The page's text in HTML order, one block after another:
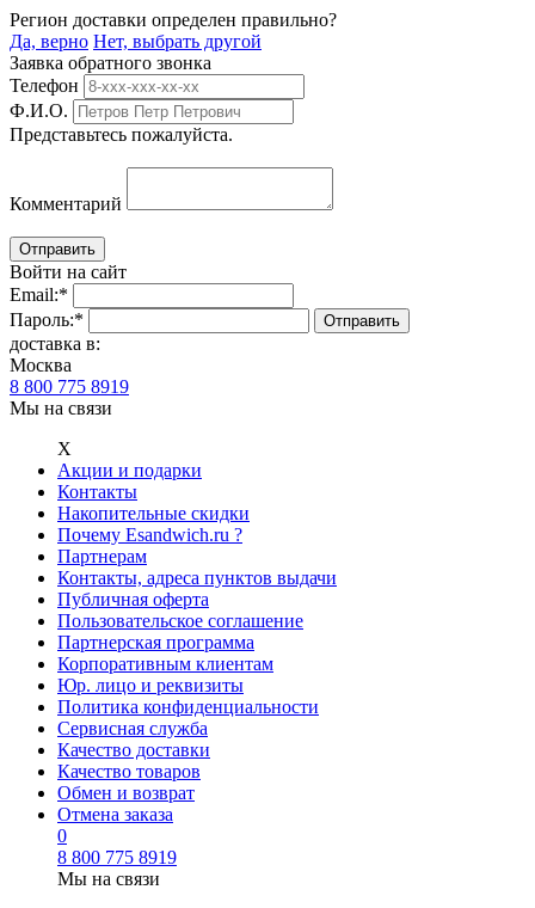
Регион доставки определен правильно?
Да, верно Нет, выбрать другой
Заявка обратного звонка
Телефон
Ф.И.О.
Представьтесь пожалуйста.
Комментарий
Войти на сайт
Email:*
Пароль:*
доставка в:
Москва
8 800 775 8919
Мы на связи
Х
Акции и подарки
Контакты
Накопительные скидки
Почему Esandwich.ru ?
Партнерам
Контакты, адреса пунктов выдачи
Публичная оферта
Пользовательское соглашение
Партнерская программа
Корпоративным клиентам
Юр. лицо и реквизиты
Политика конфиденциальности
Сервисная служба
Качество доставки
Качество товаров
Обмен и возврат
Отмена заказа
0
8 800 775 8919
Мы на связи